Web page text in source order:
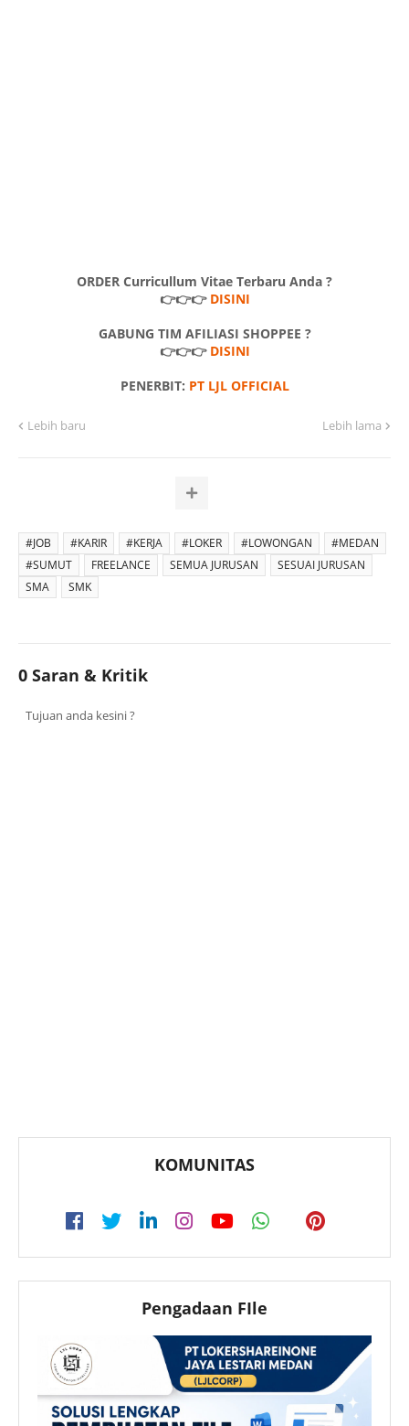
ORDER Curricullum Vitae Terbaru Anda ?
👉👉👉 DISINI
GABUNG TIM AFILIASI SHOPPEE ?
👉👉👉 DISINI
PENERBIT: PT LJL OFFICIAL
Lebih baru Lebih lama
#JOB #KARIR #KERJA #LOKER #LOWONGAN
#MEDAN
#SUMUT
FREELANCE SEMUA JURUSAN
SESUAI JURUSAN
SMA
SMK
0 Saran & Kritik
Tujuan anda kesini ?
KOMUNITAS
Pengadaan FIle